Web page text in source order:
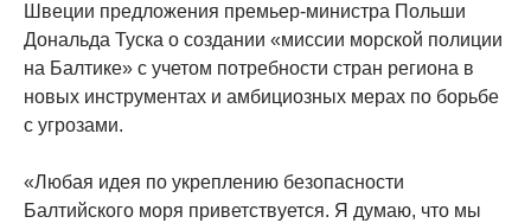
Швеции предложения премьер-министра Польши
Дональда Туска о создании «миссии морской полиции
на Балтике» с учетом потребности стран региона в
новых инструментах и ​​амбициозных мерах по борьбе
с угрозами.
«Любая идея по укреплению безопасности
Балтийского моря приветствуется. Я думаю, что мы